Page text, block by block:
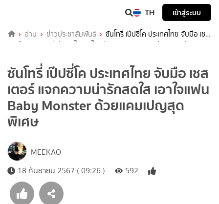
TH เข้าสู่ระบบ
อ่าน ข่าวประชาสัมพันธ์
ซันโทรี่ เป๊ปซี่โค ประเทศไทย จับมือ เชส
เตอร์ แจกความน่ารักสดใส เอาใจแฟน Baby Monster ด้วยแคมเปญสุด
ซันโทรี่ เป๊ปซี่โค ประเทศไทย จับมือ เชส
เตอร์ แจกความน่ารักสดใส เอาใจแฟน
Baby Monster ด้วยแคมเปญสุด
พิเศษ
MEEKAO
18 กันยายน 2567 ( 09:26 )
592